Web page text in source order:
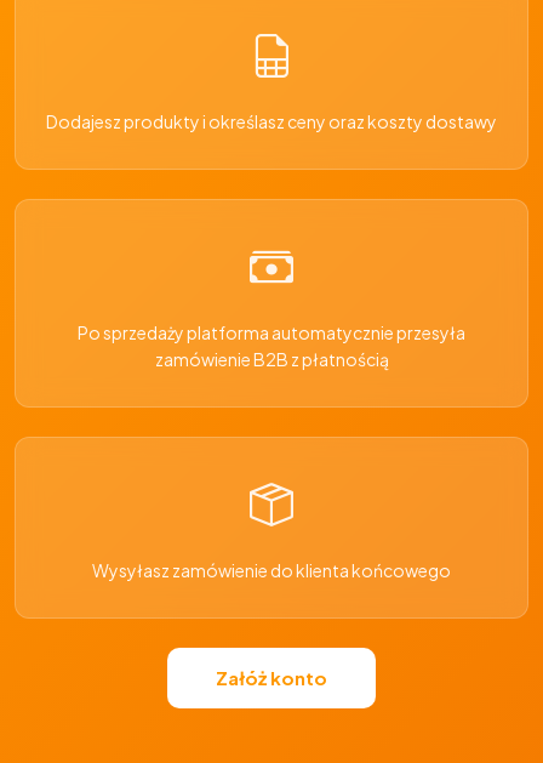
Dodajesz produkty i określasz ceny oraz koszty dostawy
Po sprzedaży platforma automatycznie przesyła
zamówienie B2B z płatnością
Wysyłasz zamówienie do klienta końcowego
Załóż konto